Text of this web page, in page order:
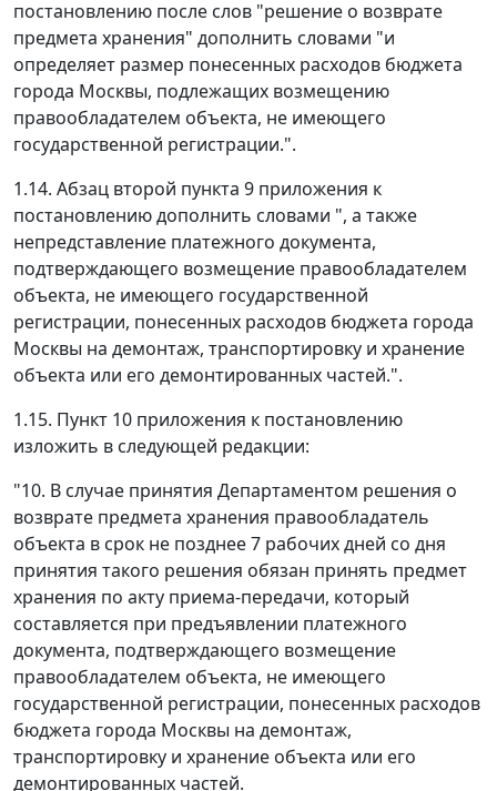
постановлению после слов "решение о возврате
предмета хранения" дополнить словами "и
определяет размер понесенных расходов бюджета
города Москвы, подлежащих возмещению
правообладателем объекта, не имеющего
государственной регистрации.".
1.14. Абзац второй пункта 9 приложения к
постановлению дополнить словами ", а также
непредставление платежного документа,
подтверждающего возмещение правообладателем
объекта, не имеющего государственной
регистрации, понесенных расходов бюджета города
Москвы на демонтаж, транспортировку и хранение
объекта или его демонтированных частей.".
1.15. Пункт 10 приложения к постановлению
изложить в следующей редакции:
"10. В случае принятия Департаментом решения о
возврате предмета хранения правообладатель
объекта в срок не позднее 7 рабочих дней со дня
принятия такого решения обязан принять предмет
хранения по акту приема-передачи, который
составляется при предъявлении платежного
документа, подтверждающего возмещение
правообладателем объекта, не имеющего
государственной регистрации, понесенных расходов
бюджета города Москвы на демонтаж,
транспортировку и хранение объекта или его
демонтированных частей.